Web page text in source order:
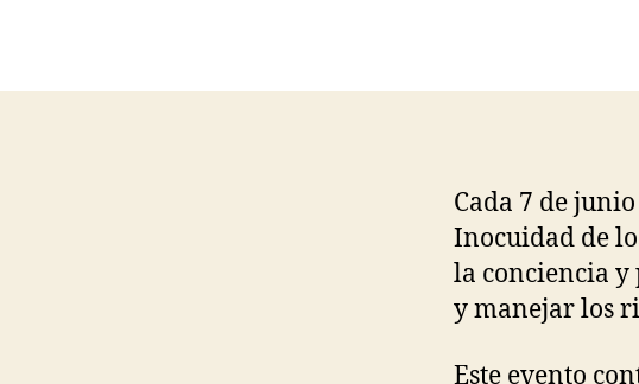
Cada 7 de
Inocuidad de
la conciencia y
y manejar los
Este evento